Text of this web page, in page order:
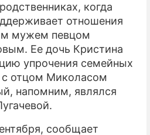
когда
отношения
мужем певцом
Ее дочь Кристина
упрочения семейных
с отцом Миколасом
напомним, являлся
сообщает